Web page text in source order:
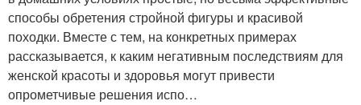
способы обретения стройной фигуры и красивой
походки. Вместе с тем, на конкретных примерах
рассказывается, к каким негативным последствиям для
женской красоты и здоровья могут привести
опрометчивые решения испо…